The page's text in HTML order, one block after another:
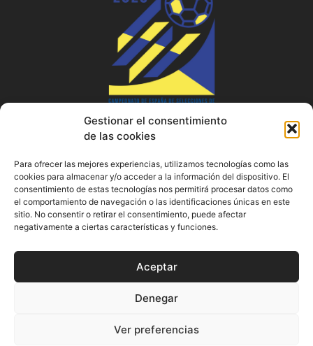
Gestionar el consentimiento
de las cookies
Para ofrecer las mejores experiencias, utilizamos tecnologías como las
cookies para almacenar y/o acceder a la información del dispositivo. El
consentimiento de estas tecnologías nos permitirá procesar datos como
el comportamiento de navegación o las identificaciones únicas en este
sitio. No consentir o retirar el consentimiento, puede afectar
negativamente a ciertas características y funciones.
Aceptar
Denegar
Ver preferencias
AVISO LEGAL POLÍTICA DE PRIVACIDAD
POLÍTICA DE COOKIES
CESA CATALUNYA © 2026. Tots els drets reservats.
Realizado por